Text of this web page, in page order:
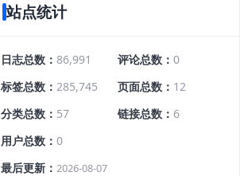
站点统计
日志总数 86,991 评论总数
0
标签总数
285,745 页面总数
12
分类总数
57 链接总数
6
用户总数
0
最后更新
2026-08-07